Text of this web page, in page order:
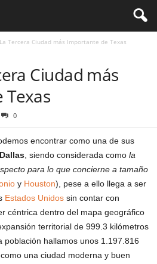
Tercera Ciudad más Importante de Texas
Ciudad más
0
encontrar como una de sus
Dallas , siendo considerada como la
para lo que concierne a tamaño
y Houston), pese a ello llega a ser
Estados Unidos sin contar con
céntrica dentro del mapa geográfico
territorial de 999.3 kilómetros
población hallamos unos 1.197.816
una ciudad moderna y buen